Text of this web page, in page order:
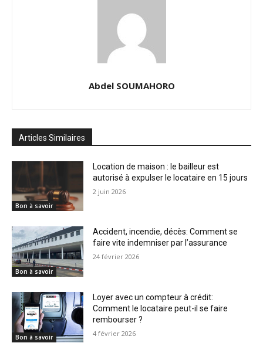
Abdel SOUMAHORO
Articles Similaires
Bon à savoir
Location de maison : le bailleur est
autorisé à expulser le locataire en 15 jours
2 juin 2026
Bon à savoir
Accident, incendie, décès: Comment se
faire vite indemniser par l’assurance
24 février 2026
Bon à savoir
Loyer avec un compteur à crédit:
Comment le locataire peut-il se faire
rembourser ?
4 février 2026